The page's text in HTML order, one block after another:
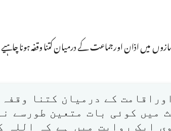
میں اذان اورجماعت کے درمیان کتنا وقفہ ہونا
کے درمیان کتنا
میں کوئی بات متعین طورسے
ایک روایت میں ہے کہ اللہ